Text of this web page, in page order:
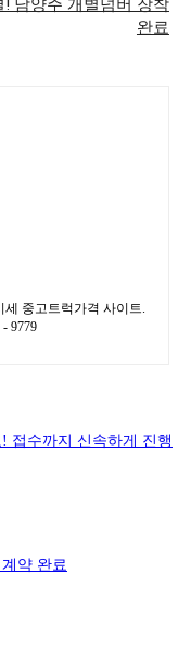
! 남양주 개별넘버 장착
완료
중고트럭가격 사이트.
9779
접수까지 신속하게 진행
약 완료